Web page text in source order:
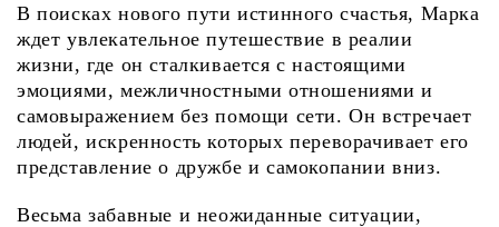
В поисках нового пути истинного счастья, Марка
ждет увлекательное путешествие в реалии
жизни, где он сталкивается с настоящими
эмоциями, межличностными отношениями и
самовыражением без помощи сети. Он встречает
людей, искренность которых переворачивает его
представление о дружбе и самокопании вниз.
Весьма забавные и неожиданные ситуации,